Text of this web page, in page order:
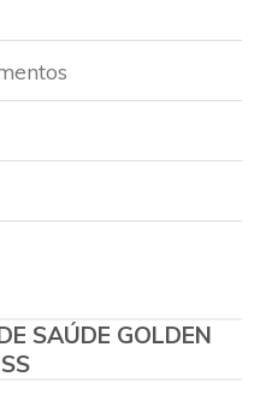
SAÚDE GOLDEN